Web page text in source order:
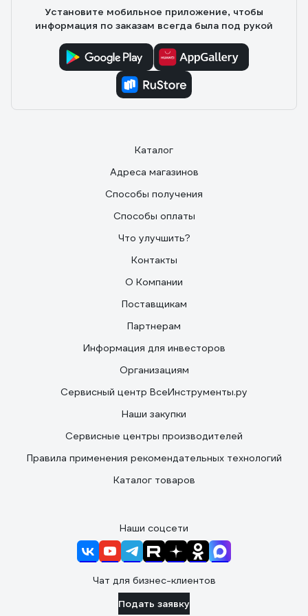
Двигатель не греется даже при долгом кошении
травы. Комплект инструмента для сборки.
Установите мобильное приложение, чтобы
информация по заказам всегда была под рукой
Каталог
Адреса магазинов
Способы получения
Способы оплаты
Что улучшить?
Контакты
О Компании
Поставщикам
Партнерам
Информация для инвесторов
Организациям
Сервисный центр ВсеИнструменты.ру
Наши закупки
Сервисные центры производителей
Правила применения рекомендательных технологий
Каталог товаров
Наши соцсети
Чат для бизнес-клиентов
Подать заявку